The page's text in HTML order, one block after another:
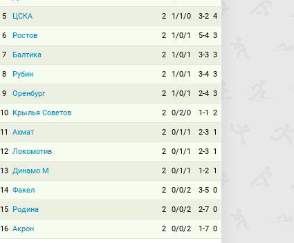
5 ЦСКА 2 1/1/0 3-2 4
6 Ростов 2 1/0/1 5-4 3
7 Балтика 2 1/0/1 3-3 3
8 Рубин 2 1/0/1 3-4 3
9 Оренбург 2 1/0/1 2-4 3
10 Крылья Советов 2 0/2/0 1-1 2
11 Ахмат 2 0/1/1 2-3 1
12 Локомотив 2 0/1/1 2-3 1
13 Динамо М 2 0/1/1 1-2 1
14 Факел 2 0/0/2 3-5 0
15 Родина 2 0/0/2 2-7 0
16 Акрон 2 0/0/2 1-7 0